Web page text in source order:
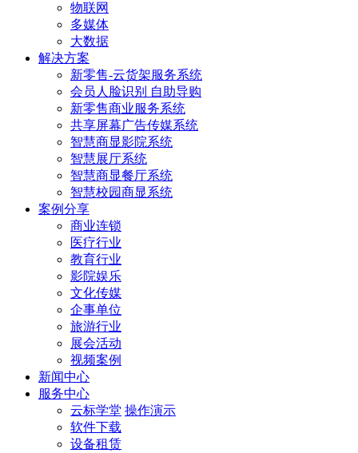
物联网
多媒体
大数据
解决方案
新零售-云货架服务系统
会员人脸识别 自助导购
新零售商业服务系统
共享屏幕广告传媒系统
智慧商显影院系统
智慧展厅系统
智慧商显餐厅系统
智慧校园商显系统
案例分享
商业连锁
医疗行业
教育行业
影院娱乐
文化传媒
企事单位
旅游行业
展会活动
视频案例
新闻中心
服务中心
云标学堂 操作演示
软件下载
设备租赁